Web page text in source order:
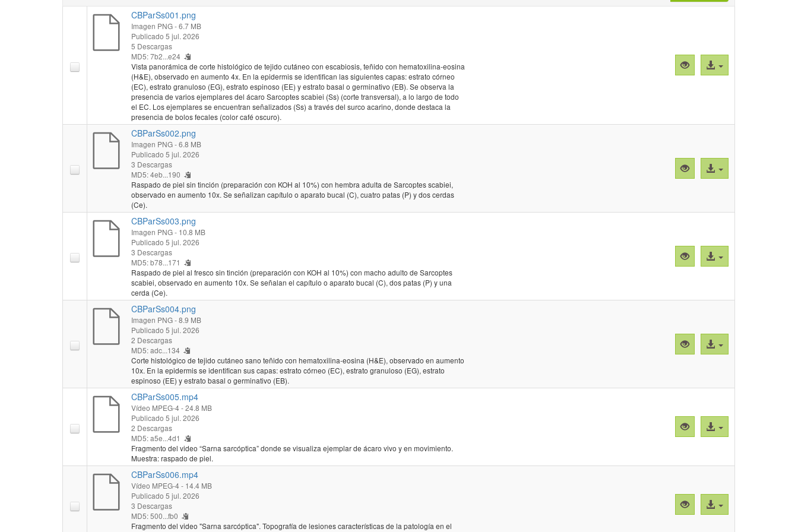
María Isabel Jercic PhD, Jefe Laboratorio de Referencia de Parasitología ISP; TM Alan Oyarce,
Laboratorio de Referencia de Parasitología ISP; Dr. Julio Tapia, Director del NiBG-ICBM. (2026-
07-05)
CBParSs001.png
Imagen PNG- 6.7 MB
Publicado 5 jul. 2026
5 Descargas
MD5: 7b2...e24
Vista panorámica de corte histológico de tejido cutáneo con escabiosis, teñido con hematoxilina-eosina
(H&E), observado en aumento 4x. En la epidermis se identifican las siguientes capas: estrato córneo
(EC), estrato granuloso (EG), estrato espinoso (EE) y estrato basal o germinativo (EB). Se observa la
presencia de varios ejemplares del ácaro Sarcoptes scabiei (Ss) (corte transversal), a lo largo de todo
el EC. Los ejemplares se encuentran señalizados (Ss) a través del surco acarino, donde destaca la
presencia de bolos fecales (color café oscuro).
Vista
previa
Acceso
al
CBParSs002.png
Imagen PNG- 6.8 MB
Publicado 5 jul. 2026
3 Descargas
MD5: 4eb...190
Raspado de piel sin tinción (preparación con KOH al 10%) con hembra adulta de Sarcoptes scabiei,
observado en aumento 10x. Se señalizan capítulo o aparato bucal (C), cuatro patas (P) y dos cerdas
(Ce).
Vista
previa
Acceso
al
CBParSs003.png
Imagen PNG- 10.8 MB
Publicado 5 jul. 2026
3 Descargas
MD5: b78...171
Raspado de piel al fresco sin tinción (preparación con KOH al 10%) con macho adulto de Sarcoptes
scabiei, observado en aumento 10x. Se señalan el capítulo o aparato bucal (C), dos patas (P) y una
cerda (Ce).
Vista
previa
Acceso
al
CBParSs004.png
Imagen PNG- 8.9 MB
Publicado 5 jul. 2026
2 Descargas
MD5: adc...134
Corte histológico de tejido cutáneo sano teñido con hematoxilina-eosina (H&E), observado en aumento
10x. En la epidermis se identifican sus capas: estrato córneo (EC), estrato granuloso (EG), estrato
espinoso (EE) y estrato basal o germinativo (EB).
Vista
previa
Acceso
al
CBParSs005.mp4
Vídeo MPEG-4 - 24.8 MB
Publicado 5 jul. 2026
2 Descargas
MD5: a5e...4d1
Fragmento del video “Sarna sarcóptica” donde se visualiza ejemplar de ácaro vivo y en movimiento.
Muestra: raspado de piel.
Vista
previa
Acceso
al
CBParSs006.mp4
Vídeo MPEG-4 - 14.4 MB
Publicado 5 jul. 2026
3 Descargas
MD5: 500...fb0
Fragmento del video "Sarna sarcóptica". Topografía de lesiones características de la patología en el
Vista
previa
Acceso
al